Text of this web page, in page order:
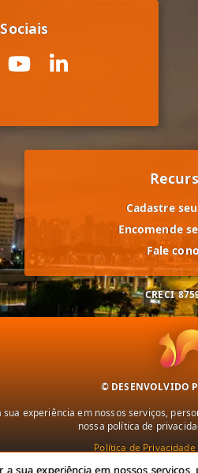
Cadastre
Encomende
Fale
CRECI
© DESENVOLVIDO
experiência em nossos serviços,
nossa política de
Política de Privacidade
sua experiência em nossos